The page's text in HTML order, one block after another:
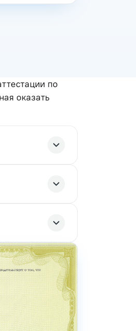
по
оказать